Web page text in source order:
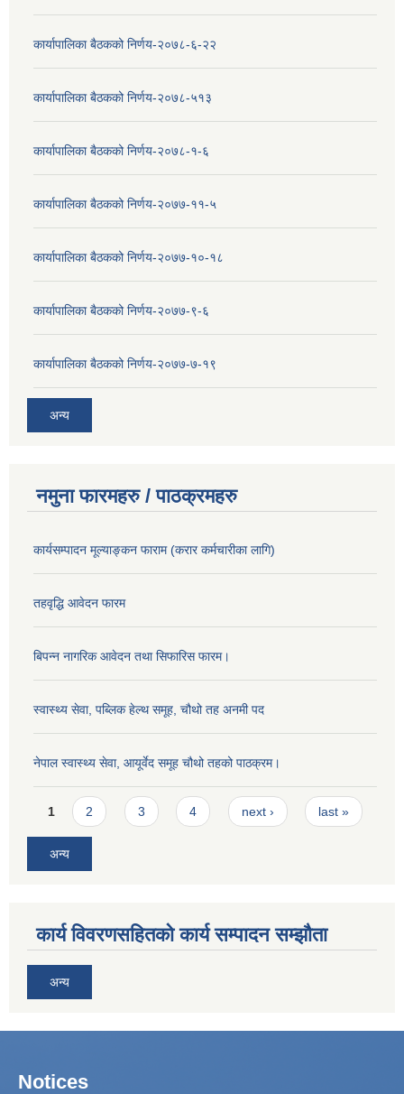
कार्यापालिका बैठकको निर्णय-२०७८-६-२२
कार्यापालिका बैठकको निर्णय-२०७८-५१३
कार्यापालिका बैठकको निर्णय-२०७८-१-६
कार्यापालिका बैठकको निर्णय-२०७७-११-५
कार्यापालिका बैठकको निर्णय-२०७७-१०-१८
कार्यापालिका बैठकको निर्णय-२०७७-९-६
कार्यापालिका बैठकको निर्णय-२०७७-७-१९
अन्य
नमुना फारमहरु / पाठक्रमहरु
कार्यसम्पादन मूल्याङ्कन फाराम (करार कर्मचारीका लागि)
तहवृद्धि आवेदन फारम
बिपन्‍न नागरिक आवेदन तथा सिफारिस फारम।
स्वास्थ्य सेवा, पब्लिक हेल्‍थ समूह, चौथो तह अनमी पद
नेपाल स्वास्थ्य सेवा, आयूर्वेद समूह चौथो तहको पाठक्रम।
Pages
1 2 3 4 next › last »
अन्य
कार्य विवरणसहितको कार्य सम्पादन सम्झौता
अन्य
Notices